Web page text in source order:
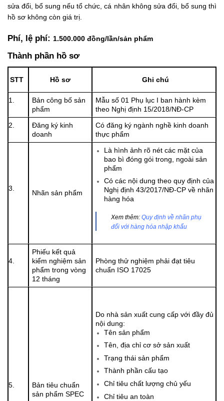
sửa đổi, bổ sung nếu tổ chức, cá nhân không sửa đổi, bổ sung thì
hồ sơ không còn giá trị.
Phí, lệ phí: 1.500.000 đồng/lần/sản phẩm
Thành phần hồ sơ
STT Hồ sơ Ghi chú
1.
Bản công bố sản
phẩm
Mẫu số 01 Phụ lục I ban hành kèm
theo Nghị định 15/2018/NĐ-CP
2.
Đăng ký kinh
doanh
Có đăng ký ngành nghề kinh doanh
thực phẩm
3.
Nhãn sản phẩm
Là hình ảnh rõ nét các mặt của
bao bì đóng gói trong, ngoài sản
phẩm
Có các nội dung theo quy định của
Nghị định 43/2017/NĐ-CPvề nhãn
hàng hóa
Xem thêm: Quy định về nhãn phụ
đối với hàng hóa nhập khẩu
4.
Phiếu kết quả
kiểm nghiệm sản
phẩm trong vòng
12 tháng
Phòng thử nghiệm phải đạt tiêu
chuẩn ISO 17025
5.
Bản tiêu chuẩn
sản phẩm SPEC
Do nhà sản xuất cung cấp với đầy đủ
nội dung:
Tên sản phẩm
Tên, địa chỉ cơ sở sản xuất
Trạng thái sản phẩm
Thành phần cấu tạo
Chỉ tiêu chất lượng chủ yếu
Chỉ tiêu an toàn